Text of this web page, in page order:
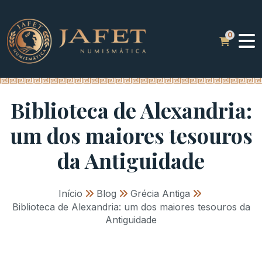
Biblioteca de Alexandria:
um dos maiores tesouros
da Antiguidade
Início » Blog » Grécia Antiga »
Biblioteca de Alexandria: um dos maiores tesouros da
Antiguidade